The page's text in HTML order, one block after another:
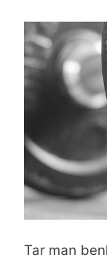
Tar man